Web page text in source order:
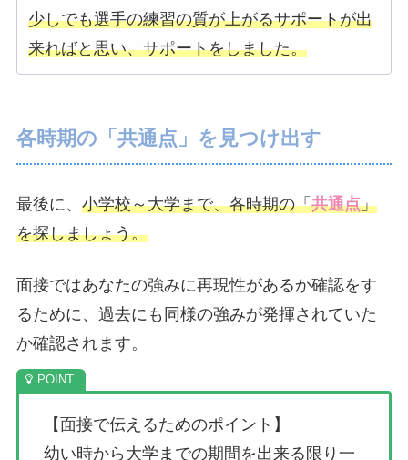
少しでも選手の練習の質が上がるサポートが出
来ればと思い、サポートをしました。
各時期の「共通点」を見つけ出す
最後に、 小学校～大学まで、各時期の「共通点」
を探しましょう。
面接ではあなたの強みに再現性があるか確認をす
るために、過去にも同様の強みが発揮されていた
か確認されます。
【面接で伝えるためのポイント】
幼い時から大学までの期間を出来る限り一